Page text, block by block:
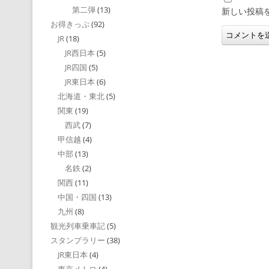
新しい投稿
第二弾(13)
お得きっぷ(92)
JR(18)
JR西日本 (5)
JR四国 (5)
JR東日本 (6)
北海道・東北(5)
関東 (19)
西武(7)
甲信越 (4)
中部 (13)
名鉄 (2)
関西(11)
中国・四国 (13)
九州 (8)
観光列車乗車記(5)
スタンプラリー (38)
JR東日本 (4)